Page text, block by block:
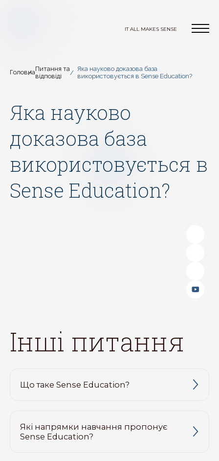
IT ALL MAKES SENSE
ГоловнаПитання та
відповіді
Яка науково доказова база
використовується в Sense Education?
Яка науково
доказова база
використовується в
Sense Education?
інші питання
Що таке Sense Education?
Які напрямки навчання пропонує
Sense Education?